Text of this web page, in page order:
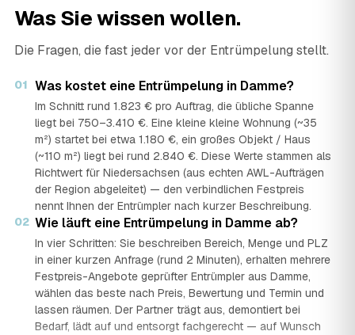
Was Sie wissen wollen.
Die Fragen, die fast jeder vor der Entrümpelung stellt.
01 Was kostet eine Entrümpelung in Damme?
Im Schnitt rund 1.823 € pro Auftrag, die übliche Spanne
liegt bei 750–3.410 €. Eine kleine kleine Wohnung (~35
m²) startet bei etwa 1.180 €, ein großes Objekt / Haus
(~110 m²) liegt bei rund 2.840 €. Diese Werte stammen als
Richtwert für Niedersachsen (aus echten AWL-Aufträgen
der Region abgeleitet) — den verbindlichen Festpreis
nennt Ihnen der Entrümpler nach kurzer Beschreibung.
02 Wie läuft eine Entrümpelung in Damme ab?
In vier Schritten: Sie beschreiben Bereich, Menge und PLZ
in einer kurzen Anfrage (rund 2 Minuten), erhalten mehrere
Festpreis-Angebote geprüfter Entrümpler aus Damme,
wählen das beste nach Preis, Bewertung und Termin und
lassen räumen. Der Partner trägt aus, demontiert bei
Bedarf, lädt auf und entsorgt fachgerecht — auf Wunsch